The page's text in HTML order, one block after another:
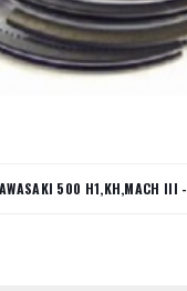
500 H1,KH,MACH III -